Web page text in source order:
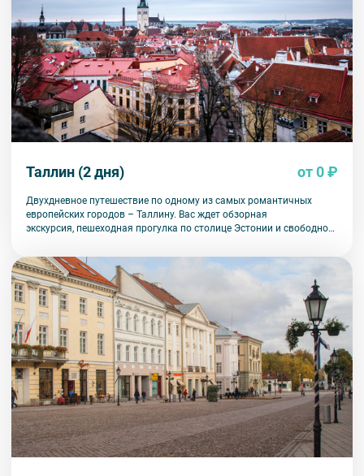
Таллин (2 дня) от 0 ₽
Двухдневное путешествие по одному из самых романтичных
европейских городов – Таллину. Вас ждет обзорная
экскурсия, пешеходная прогулка по столице Эстонии и свободное